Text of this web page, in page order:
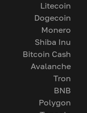
Litecoin
Dogecoin
Monero
Shiba Inu
Bitcoin Cash
Avalanche
Tron
BNB
Polygon